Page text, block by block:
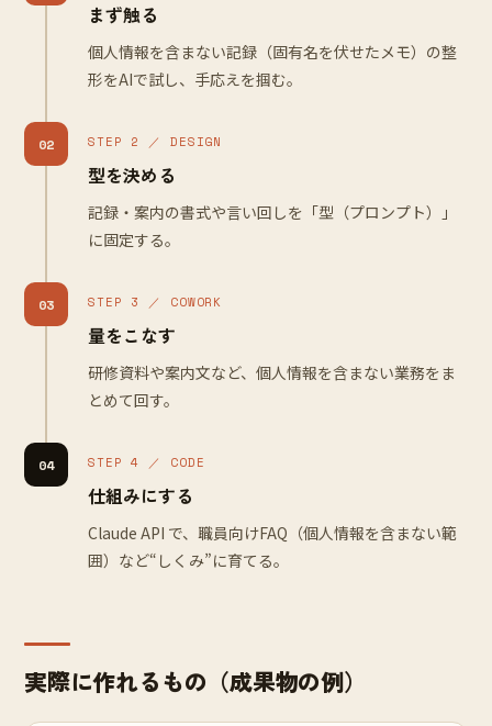
まず触る
個人情報を含まない記録（固有名を伏せたメモ）の整
形をAIで試し、手応えを掴む。
02 STEP 2 ／ DESIGN
型を決める
記録・案内の書式や言い回しを「型（プロンプト）」
に固定する。
03 STEP 3 ／ COWORK
量をこなす
研修資料や案内文など、個人情報を含まない業務をま
とめて回す。
04 STEP 4 ／ CODE
仕組みにする
Claude API で、職員向けFAQ（個人情報を含まない範
囲）など“しくみ”に育てる。
実際に作れるもの（成果物の例）